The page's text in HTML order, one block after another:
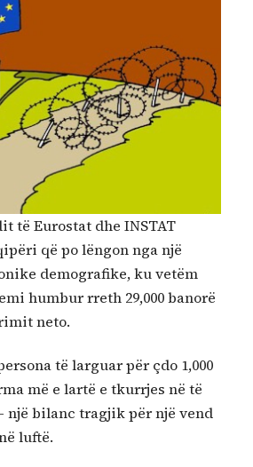
të Eurostat dhe INSTAT
që po lëngon nga një
demografike, ku vetëm
humbur rreth 29,000 banorë
neto.
të larguar për çdo 1,000
më e lartë e tkurrjes në të
një bilanc tragjik për një vend
luftë.